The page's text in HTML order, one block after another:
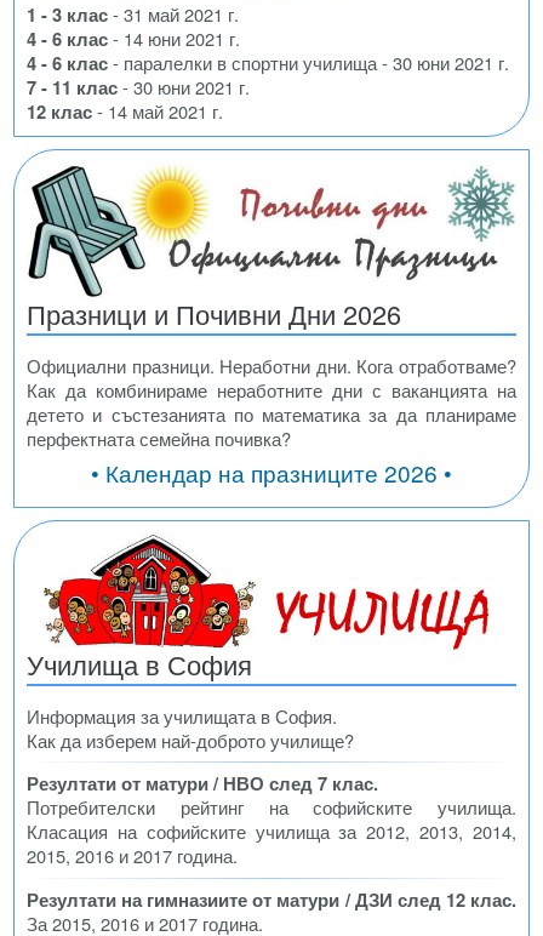
1 - 3 клас- 31 май 2021 г.
4 - 6 клас- 14 юни 2021 г.
4 - 6 клас- паралелки в спортни училища - 30 юни 2021 г.
7 - 11 клас- 30 юни 2021 г.
12 клас- 14 май 2021 г.
Празници и Почивни Дни 2026
Официални празници. Неработни дни. Кога отработваме?
Как да комбинираме неработните дни с ваканцията на
детето и състезанията по математика за да планираме
перфектната семейна почивка?
• Календар на празниците 2026 •
Училища в София
Информация за училищата в София.
Как да изберем най-доброто училище?
Резултати от матури / НВО след 7 клас.
Потребителски рейтинг на софийските училища.
Класация на софийските училища за 2012, 2013, 2014,
2015, 2016 и 2017 година.
Резултати на гимназиите от матури / ДЗИ след 12 клас.
За 2015, 2016 и 2017 година.